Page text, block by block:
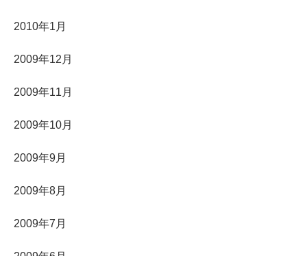
2010年1月
2009年12月
2009年11月
2009年10月
2009年9月
2009年8月
2009年7月